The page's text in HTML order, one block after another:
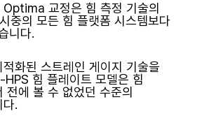
교정은 힘 측정 기술의
중의 모든 힘 플랫폼 시스템보다
니다.
화된 스트레인 게이지 기술을
힘 플레이트 모델은 힘
전에 볼 수 없었던 수준의
다.